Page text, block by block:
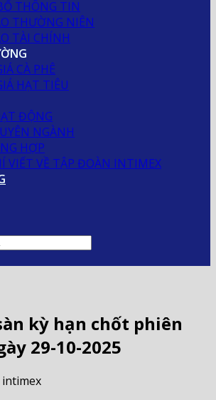
THÔNG TIN
THƯỜNG NIÊN
TÀI CHÍNH
CÀ PHÊ
HẠT TIÊU
ĐỘNG
NGÀNH
HỢP
VIẾT VỀ TẬP ĐOÀN INTIMEX
kỳ hạn chốt phiên
29-10-2025